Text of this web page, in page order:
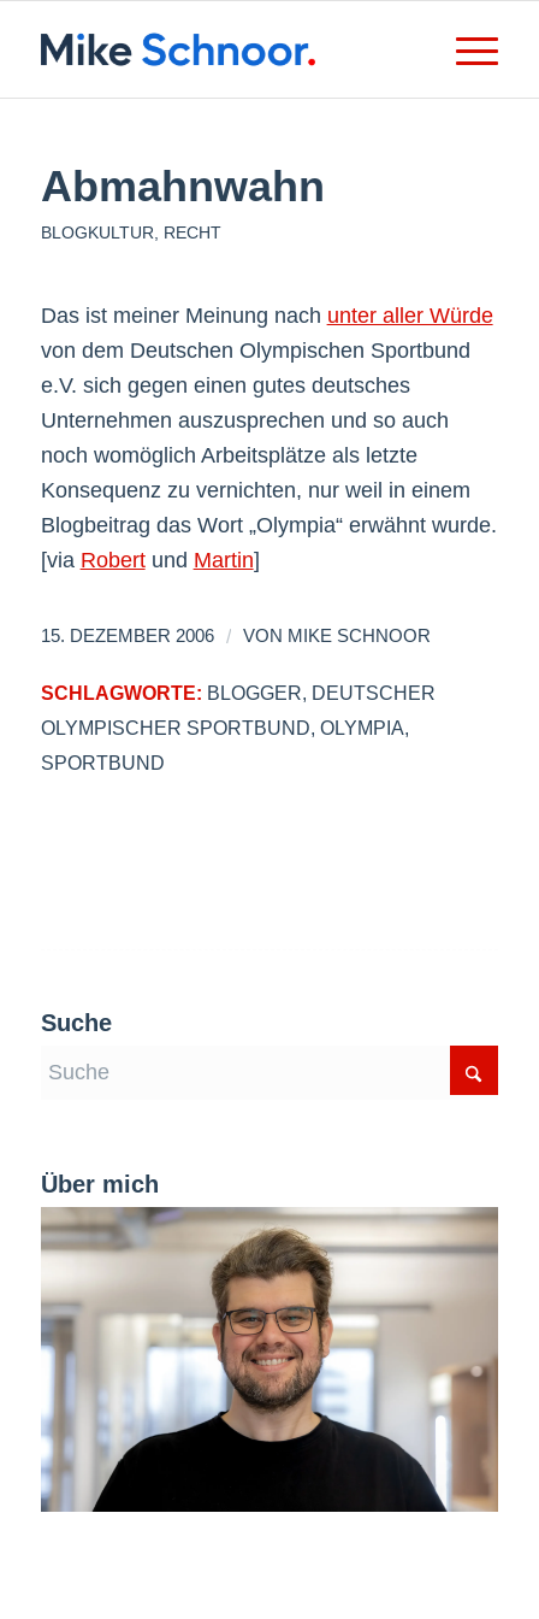
Abmahnwahn
BLOGKULTUR RECHT
Das ist meiner Meinung nach unter aller Würde
von dem Deutschen Olympischen Sportbund
e.V. sich gegen einen gutes deutsches
Unternehmen auszusprechen und so auch
noch womöglich Arbeitsplätze als letzte
Konsequenz zu vernichten, nur weil in einem
Blogbeitrag das Wort „Olympia“ erwähnt wurde.
[via Robertund Martin]
15. DEZEMBER 2006 / VON MIKE SCHNOOR
SCHLAGWORTE: BLOGGER DEUTSCHER
OLYMPISCHER SPORTBUND OLYMPIA
SPORTBUND
Suche
Über mich